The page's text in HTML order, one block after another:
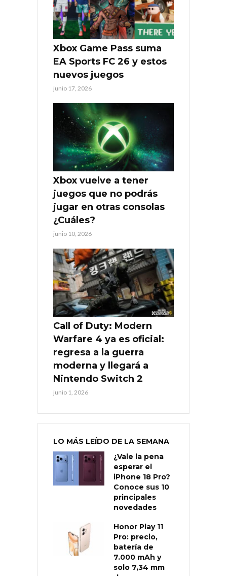
Xbox Game Pass suma
EA Sports FC 26 y estos
nuevos juegos
junio 17, 2026
Xbox vuelve a tener
juegos que no podrás
jugar en otras consolas
¿Cuáles?
junio 10, 2026
Call of Duty: Modern
Warfare 4 ya es oficial:
regresa a la guerra
moderna y llegará a
Nintendo Switch 2
junio 1, 2026
LO MÁS LEÍDO DE LA SEMANA
¿Vale la pena
esperar el
iPhone 18 Pro?
Conoce sus 10
principales
novedades
Honor Play 11
Pro: precio,
batería de
7.000 mAh y
solo 7,34 mm